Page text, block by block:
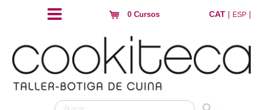
0 Cursos CAT | ESP |